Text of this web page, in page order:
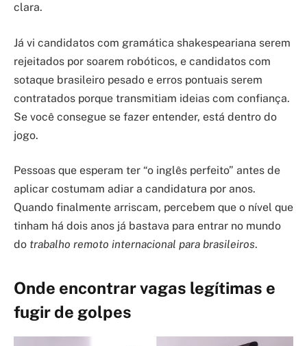
clara.
Já vi candidatos com gramática shakespeariana serem
rejeitados por soarem robóticos, e candidatos com
sotaque brasileiro pesado e erros pontuais serem
contratados porque transmitiam ideias com confiança.
Se você consegue se fazer entender, está dentro do
jogo.
Pessoas que esperam ter “o inglês perfeito” antes de
aplicar costumam adiar a candidatura por anos.
Quando finalmente arriscam, percebem que o nível que
tinham há dois anos já bastava para entrar no mundo
do trabalho remoto internacional para brasileiros.
Onde encontrar vagas legítimas e
fugir de golpes